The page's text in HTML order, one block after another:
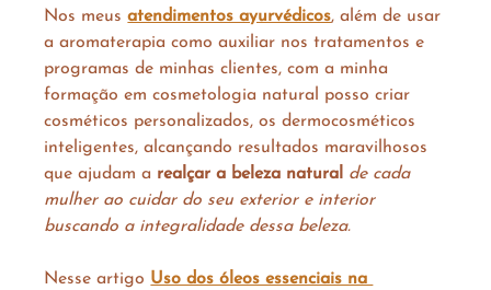
Nos meus atendimentos ayurvédicos, além de usar
a aromaterapia como auxiliar nos tratamentos e
programas de minhas clientes, com a minha
formação em cosmetologia natural posso criar
cosméticos personalizados, os dermocosméticos
inteligentes, alcançando resultados maravilhosos
que ajudam a realçar a beleza natural de cada
mulher ao cuidar do seu exterior e interior
buscando a integralidade dessa beleza.
Nesse artigo Uso dos óleos essenciais na